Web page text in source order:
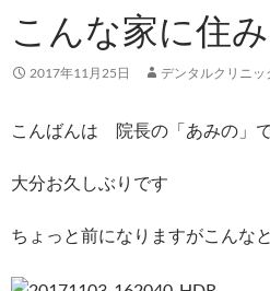
こんな家に住
2017年11月25日 デンタルクリニッ
こんばんは 院長の「あみの」
大分お久しぶりです
ちょっと前になりますがこんな